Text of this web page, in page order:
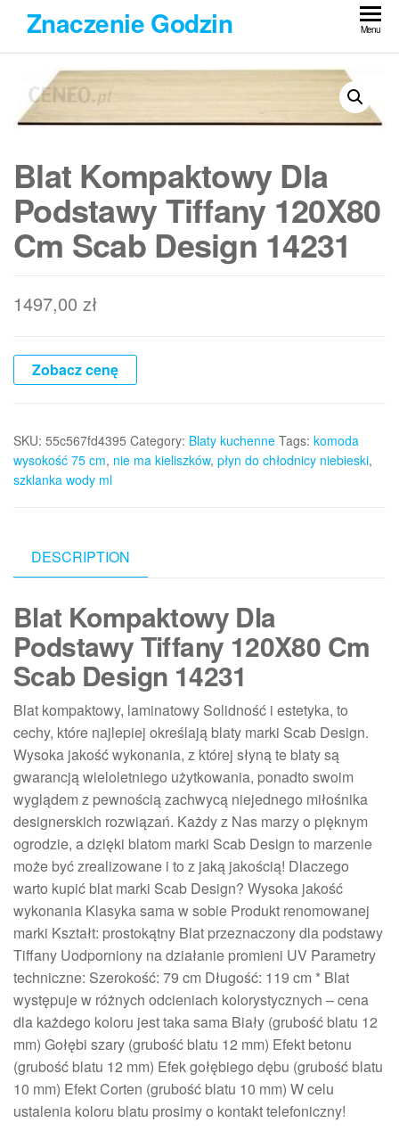
Przejdź
treści
Znaczenie Godzin Menu
Blat Kompaktowy Dla
Podstawy Tiffany 120X80
Cm Scab Design 14231
1497,00 zł
Zobacz cenę
SKU: 55c567fd4395 Category: Blaty kuchenne Tags: komoda
wysokość 75 cm, nie ma kieliszków, płyn do chłodnicy niebieski,
szklanka wody ml
DESCRIPTION
Blat Kompaktowy Dla
Podstawy Tiffany 120X80 Cm
Scab Design 14231
Blat kompaktowy, laminatowy Solidność i estetyka, to
cechy, które najlepiej określają blaty marki Scab Design.
Wysoka jakość wykonania, z której słyną te blaty są
gwarancją wieloletniego użytkowania, ponadto swoim
wyglądem z pewnością zachwycą niejednego miłośnika
designerskich rozwiązań. Każdy z Nas marzy o pięknym
ogrodzie, a dzięki blatom marki Scab Design to marzenie
może być zrealizowane i to z jaką jakością! Dlaczego
warto kupić blat marki Scab Design? Wysoka jakość
wykonania Klasyka sama w sobie Produkt renomowanej
marki Kształt: prostokątny Blat przeznaczony dla podstawy
Tiffany Uodporniony na działanie promieni UV Parametry
techniczne: Szerokość: 79 cm Długość: 119 cm * Blat
występuje w różnych odcieniach kolorystycznych – cena
dla każdego koloru jest taka sama Biały (grubość blatu 12
mm) Gołębi szary (grubość blatu 12 mm) Efekt betonu
(grubość blatu 12 mm) Efek gołębiego dębu (grubość blatu
10 mm) Efekt Corten (grubość blatu 10 mm) W celu
ustalenia koloru blatu prosimy o kontakt telefoniczny!